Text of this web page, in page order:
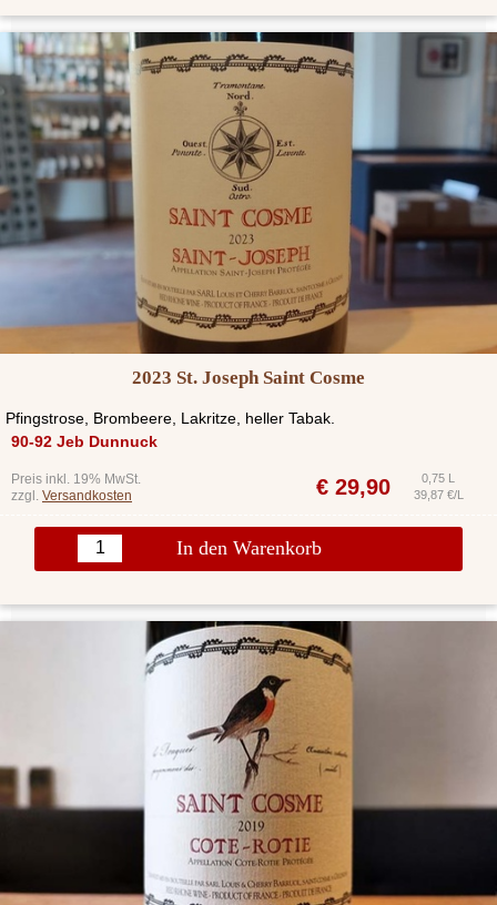
2023 St. Joseph Saint Cosme
Pfingstrose, Brombeere, Lakritze, heller Tabak.
90-92 Jeb Dunnuck
Preis inkl. 19% MwSt.
zzgl. Versandkosten € 29,90
0,75 L
39,87 €/L
In den Warenkorb